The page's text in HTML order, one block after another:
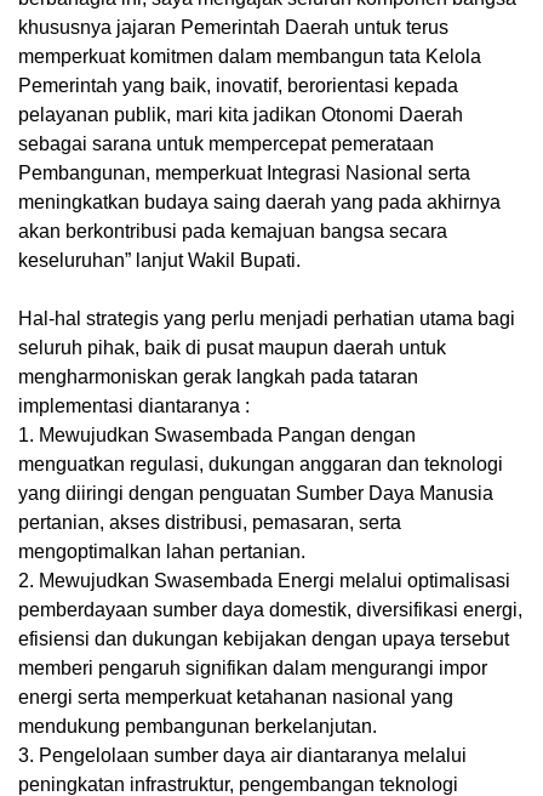
khususnya jajaran Pemerintah Daerah untuk terus
memperkuat komitmen dalam membangun tata Kelola
Pemerintah yang baik, inovatif, berorientasi kepada
pelayanan publik, mari kita jadikan Otonomi Daerah
sebagai sarana untuk mempercepat pemerataan
Pembangunan, memperkuat Integrasi Nasional serta
meningkatkan budaya saing daerah yang pada akhirnya
akan berkontribusi pada kemajuan bangsa secara
keseluruhan” lanjut Wakil Bupati.
Hal-hal strategis yang perlu menjadi perhatian utama bagi
seluruh pihak, baik di pusat maupun daerah untuk
mengharmoniskan gerak langkah pada tataran
implementasi diantaranya :
1. Mewujudkan Swasembada Pangan dengan
menguatkan regulasi, dukungan anggaran dan teknologi
yang diiringi dengan penguatan Sumber Daya Manusia
pertanian, akses distribusi, pemasaran, serta
mengoptimalkan lahan pertanian.
2. Mewujudkan Swasembada Energi melalui optimalisasi
pemberdayaan sumber daya domestik, diversifikasi energi,
efisiensi dan dukungan kebijakan dengan upaya tersebut
memberi pengaruh signifikan dalam mengurangi impor
energi serta memperkuat ketahanan nasional yang
mendukung pembangunan berkelanjutan.
3. Pengelolaan sumber daya air diantaranya melalui
peningkatan infrastruktur, pengembangan teknologi